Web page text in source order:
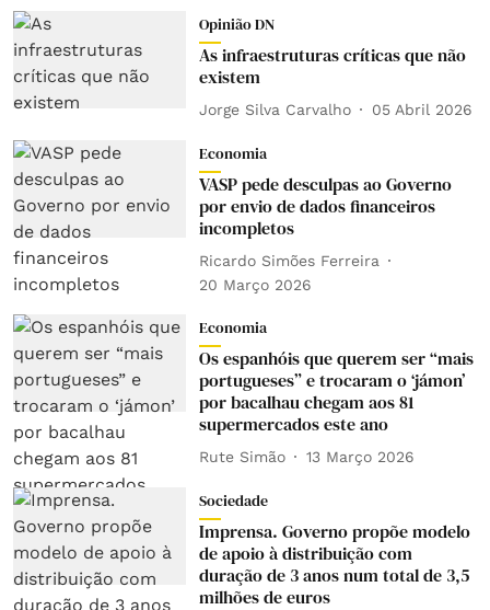
Opinião DN
As infraestruturas críticas que não
existem
Jorge Silva Carvalho 05 Abril 2026
Economia
VASP pede desculpas ao Governo
por envio de dados financeiros
incompletos
Ricardo Simões Ferreira
20 Março 2026
Economia
Os espanhóis que querem ser “mais
portugueses” e trocaram o ‘jámon’
por bacalhau chegam aos 81
supermercados este ano
Rute Simão 13 Março 2026
Sociedade
Imprensa. Governo propõe modelo
de apoio à distribuição com
duração de 3 anos num total de 3,5
milhões de euros